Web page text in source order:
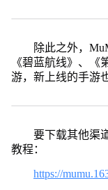
除此之外，
《碧蓝航线》、《
游，新上线的手游
要下载其他渠
教程：
https://